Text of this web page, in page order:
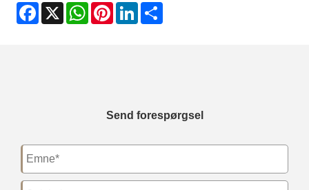
Facebook
X WhatsApp
PinterestLinkedIn
Send forespørgsel